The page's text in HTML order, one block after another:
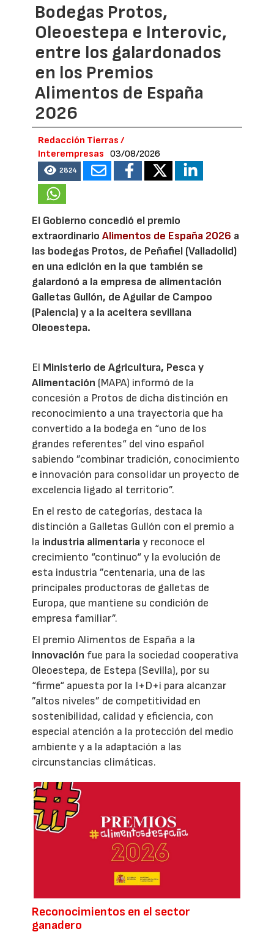
Bodegas Protos,
Oleoestepa e Interovic,
entre los galardonados
en los Premios
Alimentos de España
2026
Redacción Tierras /
Interempresas
03/08/2026
2824
El Gobierno concedió el premio
extraordinarioAlimentos de España 2026 a
las bodegas Protos, de Peñafiel (Valladolid)
en una edición en la que también se
galardonó a la empresa de alimentación
Galletas Gullón, de Aguilar de Campoo
(Palencia) y a la aceitera sevillana
Oleoestepa.
El Ministerio de Agricultura, Pesca y
Alimentación (MAPA) informó de la
concesión a Protos de dicha distinción en
reconocimiento a una trayectoria que ha
convertido a la bodega en “uno de los
grandes referentes“ del vino español
sabiendo ”combinar tradición, conocimiento
e innovación para consolidar un proyecto de
excelencia ligado al territorio”.
En el resto de categorías, destaca la
distinción a Galletas Gullón con el premio a
la industria alimentariay reconoce el
crecimiento “continuo“ y la evolución de
esta industria ”centenaria, una de las
principales productoras de galletas de
Europa, que mantiene su condición de
empresa familiar”.
El premio Alimentos de España a la
innovación fue para la sociedad cooperativa
Oleoestepa, de Estepa (Sevilla), por su
“firme“ apuesta por la I+D+i para alcanzar
”altos niveles” de competitividad en
sostenibilidad, calidad y eficiencia, con
especial atención a la protección del medio
ambiente y a la adaptación a las
circunstancias climáticas.
Reconocimientos en el sector
ganadero